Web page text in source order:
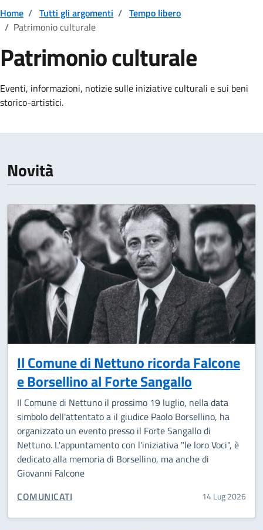
Home / Tutti gli argomenti / Tempo libero
/ Patrimonio culturale
Patrimonio culturale
Dettagli della notizia
Eventi, informazioni, notizie sulle iniziative culturali e sui beni
storico-artistici.
Novità
Il Comune di Nettuno ricorda Falcone
e Borsellino al Forte Sangallo
Il Comune di Nettuno il prossimo 19 luglio, nella data
simbolo dell'attentato a il giudice Paolo Borsellino, ha
organizzato un evento presso il Forte Sangallo di
Nettuno. L'appuntamento con l'iniziativa "le loro Voci", è
dedicato alla memoria di Borsellino, ma anche di
Giovanni Falcone
CATEGORIA CORRELATA:
COMUNICATI 14 Lug 2026